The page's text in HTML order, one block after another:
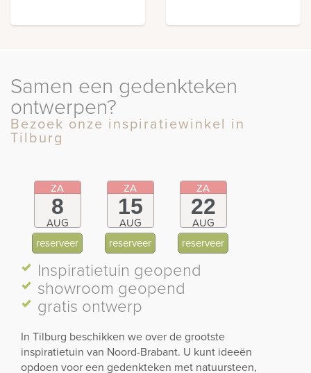
Samen een gedenkteken
ontwerpen?
Bezoek onze inspiratiewinkel in
Tilburg
ZA
8
AUG
reserveer
ZA
15
AUG
reserveer
ZA
22
AUG
reserveer
Inspiratietuin geopend
showroom geopend
gratis ontwerp
In Tilburg beschikken we over de grootste
inspiratietuin van Noord-Brabant. U kunt ideeën
opdoen voor een gedenkteken met natuursteen,